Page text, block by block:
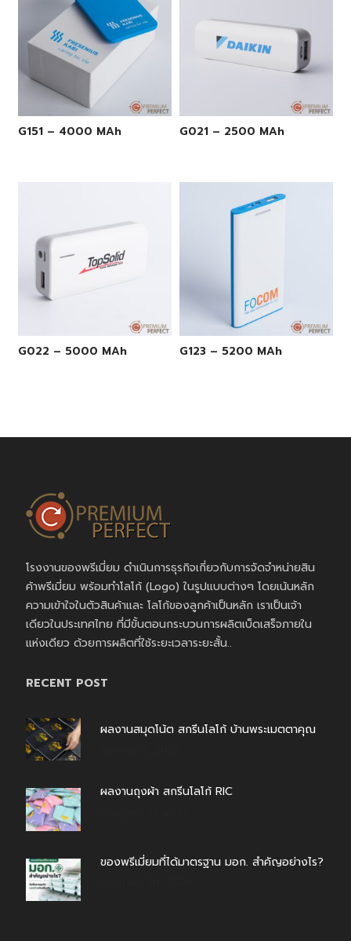
G151 – 4000 MAh G021 – 2500 MAh
G022 – 5000 MAh G123 – 5200 MAh
โรงงานของพรีเมี่ยม ดำเนินการธุรกิจเกี่ยวกับการจัดจำหน่ายสิน
ค้าพรีเมี่ยม พร้อมทำโลโก้ (Logo) ในรูปแบบต่างๆ โดยเน้นหลัก
ความเข้าใจในตัวสินค้าและ โลโก้ของลูกค้าเป็นหลัก เราเป็นเจ้า
เดียวในประเทศไทย ที่มีขั้นตอนกระบวนการผลิตเบ็ดเสร็จภายใน
แห่งเดียว ด้วยการผลิตที่ใช้ระยะเวลาระยะสั้น..
RECENT POST
ผลงานสมุดโน้ต สกรีนโลโก้ บ้านพระเมตตาคุณ
ผลงานถุงผ้า สกรีนโลโก้ RIC
ของพรีเมี่ยมที่ได้มาตรฐาน มอก. สำคัญอย่างไร?